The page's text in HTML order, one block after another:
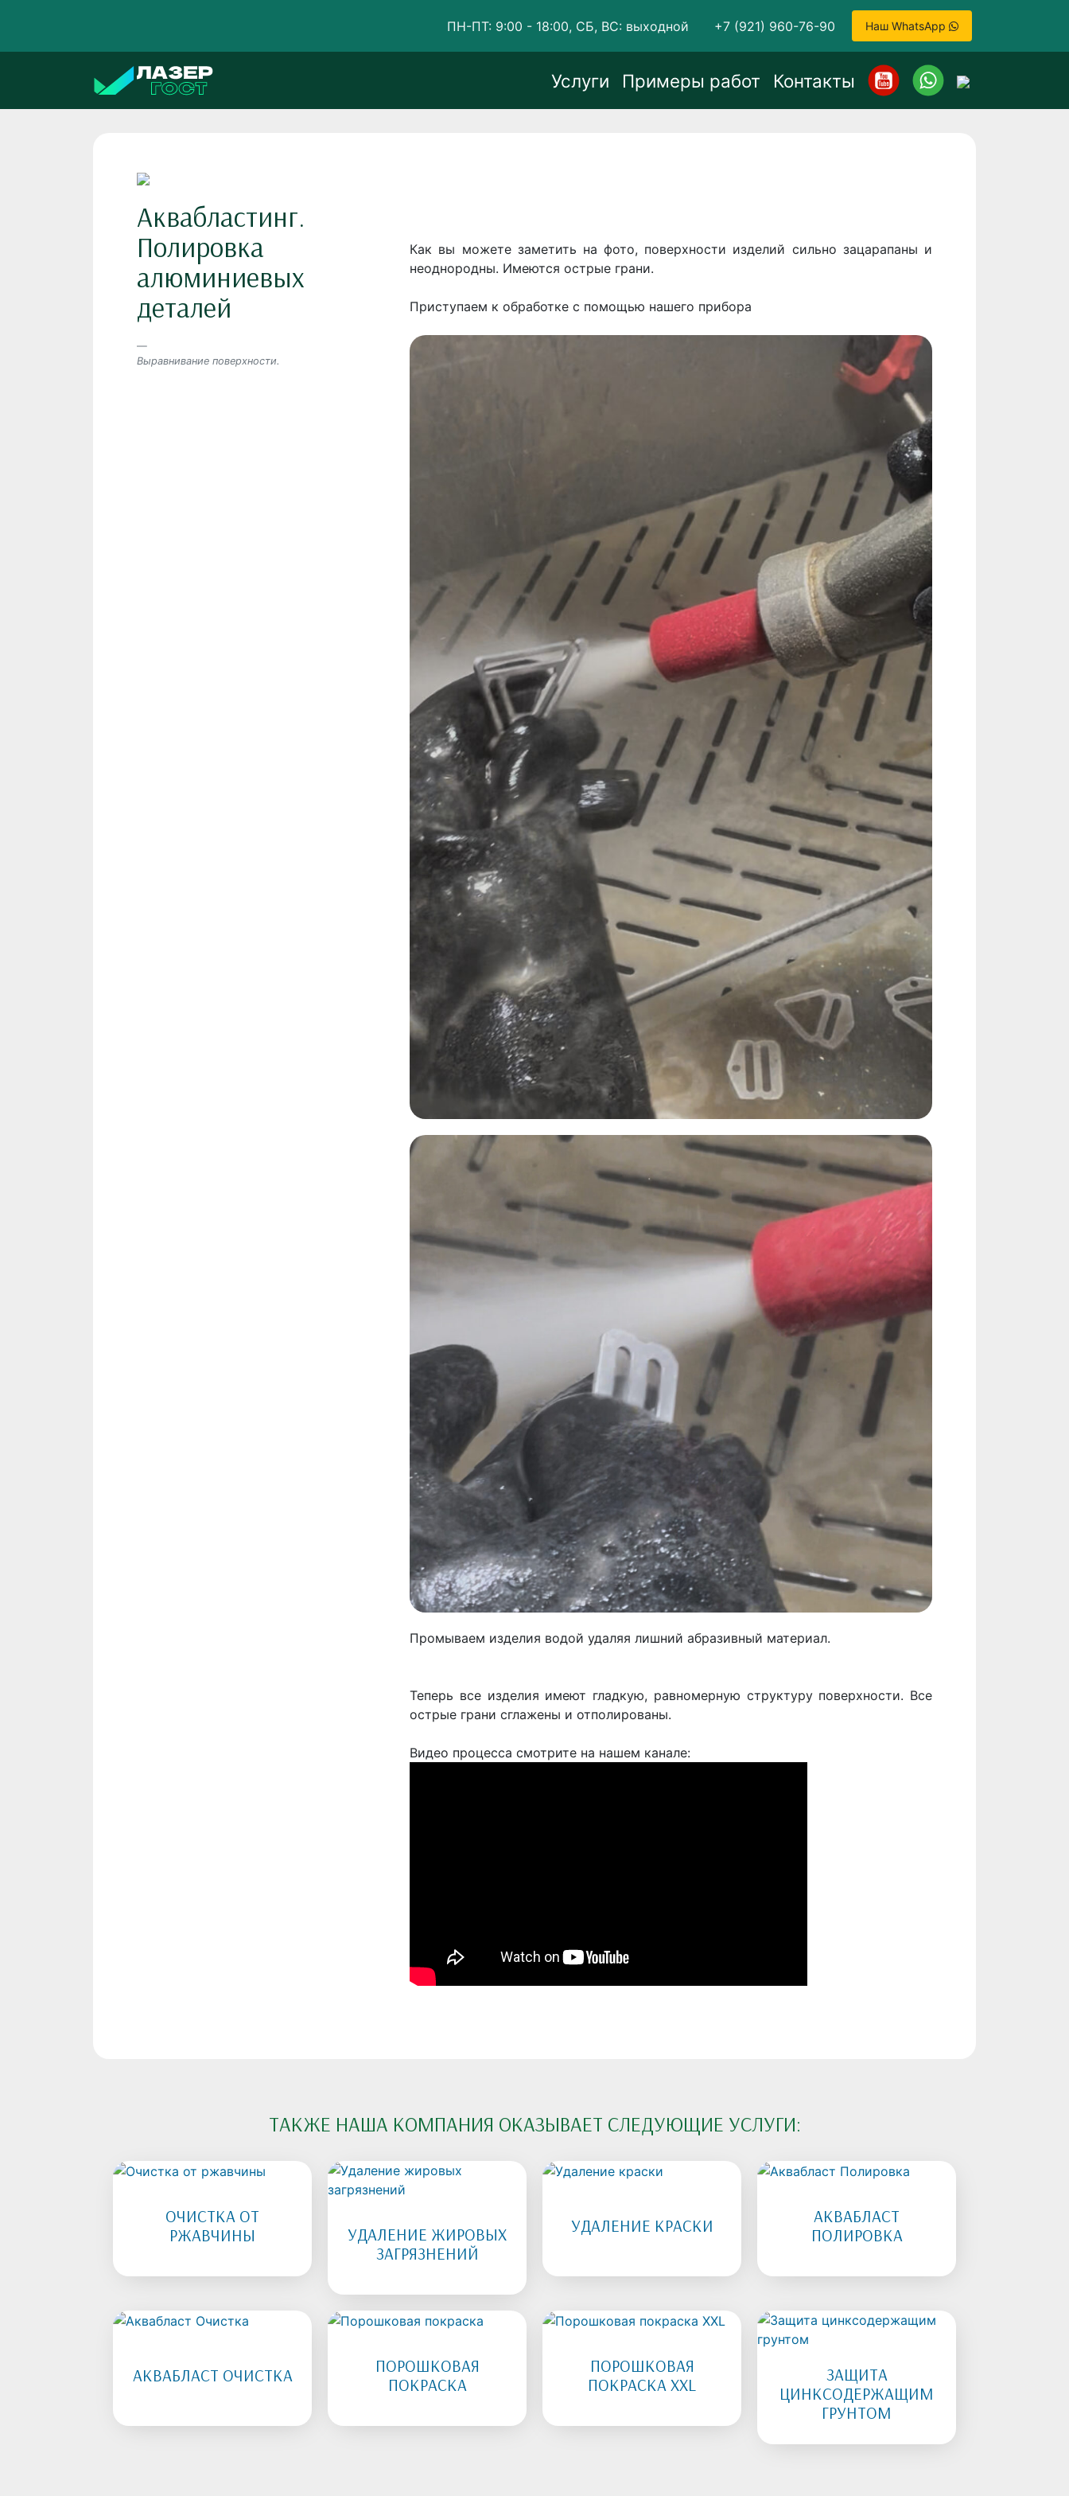
ПН-ПТ: 9:00 - 18:00, СБ, ВС: выходной +7 (921) 960-76-90 Наш WhatsApp
Услуги Примеры работ Контакты
Аквабластинг.
Полировка
алюминиевых
деталей
Выравнивание поверхности.
Как вы можете заметить на фото, поверхности изделий сильно зацарапаны и
неоднородны. Имеются острые грани.
Приступаем к обработке с помощью нашего прибора
Промываем изделия водой удаляя лишний абразивный материал.
Теперь все изделия имеют гладкую, равномерную структуру поверхности. Все
острые грани сглажены и отполированы.
Видео процесса смотрите на нашем канале:
ТАКЖЕ НАША КОМПАНИЯ ОКАЗЫВАЕТ СЛЕДУЮЩИЕ УСЛУГИ:
ОЧИСТКА ОТ
РЖАВЧИНЫ
УДАЛЕНИЕ ЖИРОВЫХ
ЗАГРЯЗНЕНИЙ
УДАЛЕНИЕ КРАСКИ
АКВАБЛАСТ
ПОЛИРОВКА
АКВАБЛАСТ ОЧИСТКА
ПОРОШКОВАЯ
ПОКРАСКА
ПОРОШКОВАЯ
ПОКРАСКА XXL
ЗАЩИТА
ЦИНКСОДЕРЖАЩИМ
ГРУНТОМ